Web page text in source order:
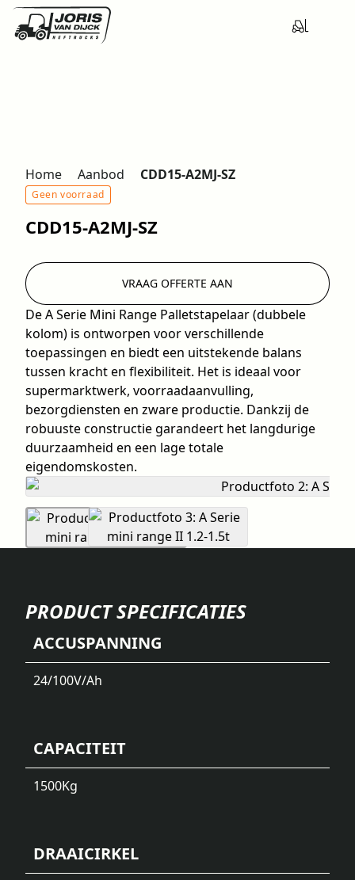
Home Aanbod CDD15-A2MJ-SZ
Geen voorraad
CDD15-A2MJ-SZ
De A Serie Mini Range Palletstapelaar (dubbele
kolom) is ontworpen voor verschillende
toepassingen en biedt een uitstekende balans
tussen kracht en flexibiliteit. Het is ideaal voor
supermarktwerk, voorraadaanvulling,
bezorgdiensten en zware productie. Dankzij de
robuuste constructie garandeert het langdurige
duurzaamheid en een lage totale
eigendomskosten.
VRAAG OFFERTE AAN
PRODUCT SPECIFICATIES
ACCUSPANNING
24/100V/Ah
CAPACITEIT
1500Kg
DRAAICIRKEL